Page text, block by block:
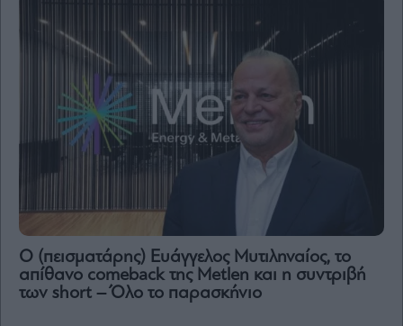
Ο (πεισματάρης) Ευάγγελος Μυτιληναίος, το
απίθανο comeback της Μetlen και η συντριβή
των short – Όλο το παρασκήνιο